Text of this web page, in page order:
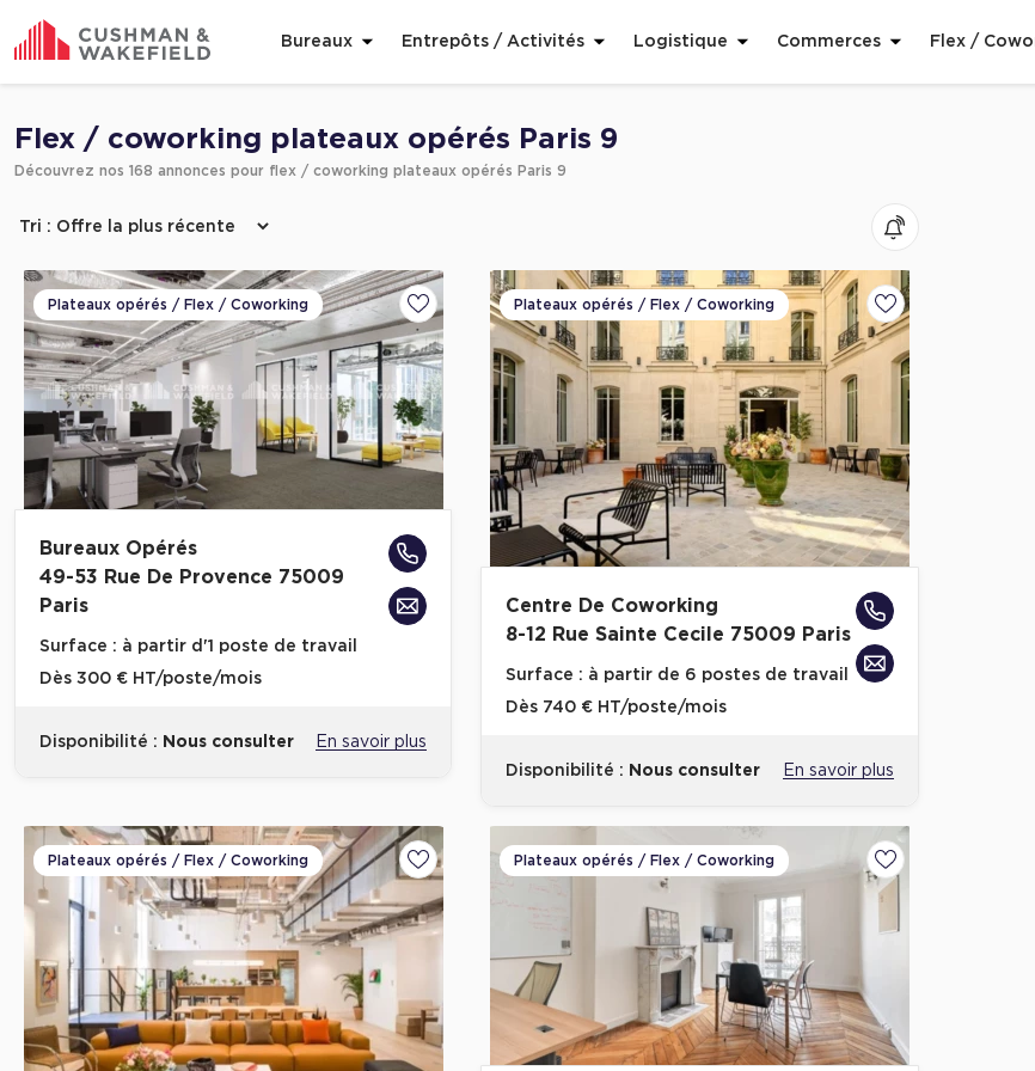
Bureaux Entrepôts / Activités Logistique Commerces Flex /
Flex / coworking plateaux opérés Paris 9
Découvrez nos 168 annonces pour flex / coworking plateaux opérés Paris 9
Plateaux opérés / Flex / Coworking
Ajouter aux favoris
Bureaux Opérés
49-53 Rue De Provence 75009
Paris
Surface : à partir d'1 poste de travail
Dès 300 € HT/poste/mois
Disponibilité : Nous consulter En savoir plus
Plateaux opérés / Flex / Coworking
Ajouter aux favoris
Centre De Coworking
8-12 Rue Sainte Cecile 75009 Paris
Surface : à partir de 6 postes de travail
Dès 740 € HT/poste/mois
Disponibilité : Nous consulter En savoir plus
Plateaux opérés / Flex / Coworking
Ajouter aux favoris
Plateaux opérés / Flex / Coworking
Ajouter aux favoris